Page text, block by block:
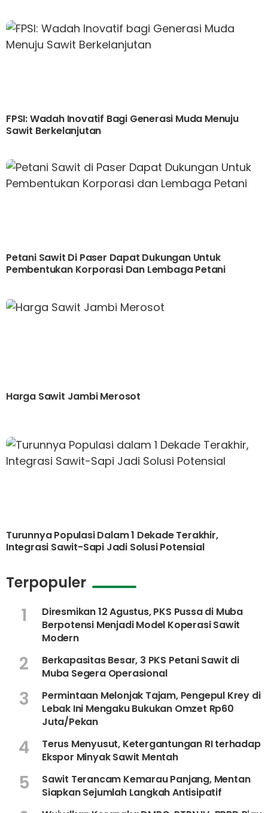
FPSI: Wadah Inovatif Bagi Generasi Muda Menuju
Sawit Berkelanjutan
Petani Sawit Di Paser Dapat Dukungan Untuk
Pembentukan Korporasi Dan Lembaga Petani
Harga Sawit Jambi Merosot
Turunnya Populasi Dalam 1 Dekade Terakhir,
Integrasi Sawit-Sapi Jadi Solusi Potensial
Terpopuler
1
Diresmikan 12 Agustus, PKS Pussa di Muba
Berpotensi Menjadi Model Koperasi Sawit
Modern
2
Berkapasitas Besar, 3 PKS Petani Sawit di
Muba Segera Operasional
3
Permintaan Melonjak Tajam, Pengepul Krey di
Lebak Ini Mengaku Bukukan Omzet Rp60
Juta/Pekan
4
Terus Menyusut, Ketergantungan RI terhadap
Ekspor Minyak Sawit Mentah
5
Sawit Terancam Kemarau Panjang, Mentan
Siapkan Sejumlah Langkah Antisipatif